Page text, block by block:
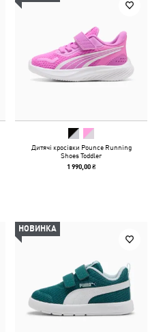
Дитячі кросівки Pounce Running
Shoes Toddler
1 990,00 ₴
НОВИНКА